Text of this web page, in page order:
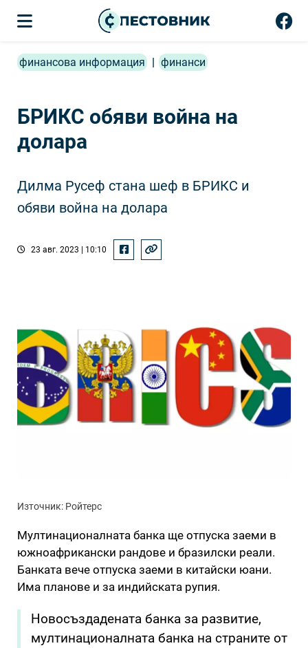
финансова информация | финанси
БРИКС обяви война на
долара
Дилма Русеф стана шеф в БРИКС и
обяви война на долара
23 авг. 2023 | 10:10
Източник: Ройтерс
Мултинационалната банка ще отпуска заеми в
южноафрикански рандове и бразилски реали.
Банката вече отпуска заеми в китайски юани.
Има планове и за индийската рупия.
Новосъздадената банка за развитие,
мултинационалната банка на страните от